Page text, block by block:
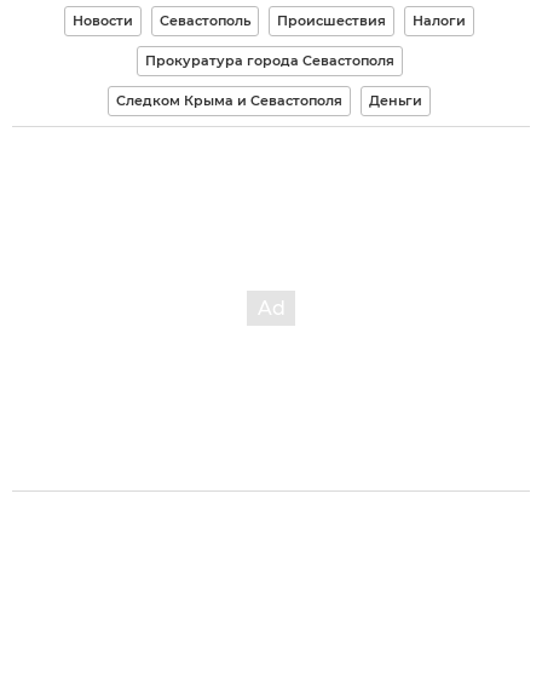
Новости Севастополь Происшествия Налоги
Прокуратура города Севастополя
Следком Крыма и Севастополя Деньги